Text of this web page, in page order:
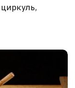
циркуль,